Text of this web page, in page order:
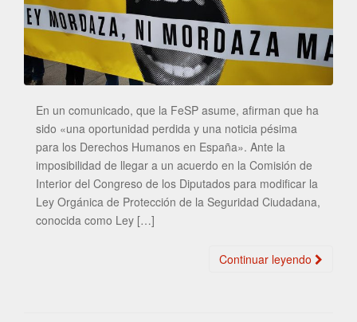
En un comunicado, que la FeSP asume, afirman que ha
sido «una oportunidad perdida y una noticia pésima
para los Derechos Humanos en España». Ante la
imposibilidad de llegar a un acuerdo en la Comisión de
Interior del Congreso de los Diputados para modificar la
Ley Orgánica de Protección de la Seguridad Ciudadana,
conocida como Ley […]
Continuar leyendo